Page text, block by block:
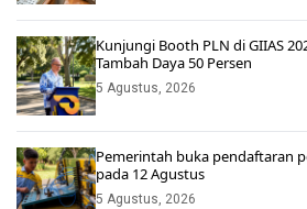
Kunjungi Booth PLN di GIIAS
Tambah Daya 50 Persen
5 Agustus, 2026
Pemerintah buka pendaftaran
pada 12 Agustus
5 Agustus, 2026